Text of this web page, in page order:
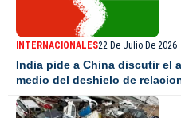
INTERNACIONALES22 De Julio De 2026
India pide a China discutir el
medio del deshielo de